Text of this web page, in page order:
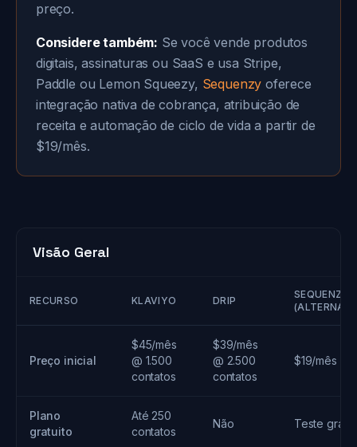
preço.
Considere também: Se você vende produtos
digitais, assinaturas ou SaaS e usa Stripe,
Paddle ou Lemon Squeezy, Sequenzy oferece
integração nativa de cobrança, atribuição de
receita e automação de ciclo de vida a partir de
$19/mês.
Visão Geral
RECURSO KLAVIYO DRIP
SEQUENZY
Preço inicial
$45/mês
@ 1.500
contatos
$39/mês
@ 2.500
contatos
$19/mês
Plano
gratuito
Até 250
contatos
Não Teste grátis